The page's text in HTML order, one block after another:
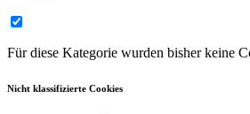
Für diese Kategorie wurden bisher keine
Nicht klassifizierte Cookies